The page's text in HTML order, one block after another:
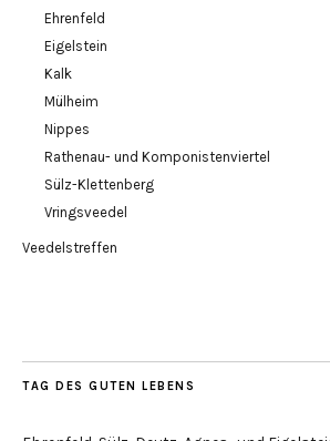
Ehrenfeld
Eigelstein
Kalk
Mülheim
Nippes
Rathenau- und Komponistenviertel
Sülz-Klettenberg
Vringsveedel
Veedelstreffen
TAG DES GUTEN LEBENS